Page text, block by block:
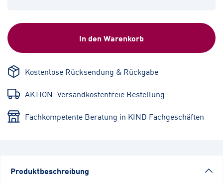
In den Warenkorb
Kostenlose Rücksendung & Rückgabe
AKTION: Versandkostenfreie Bestellung
Fachkompetente Beratung in KIND Fachgeschäften
Produktbeschreibung